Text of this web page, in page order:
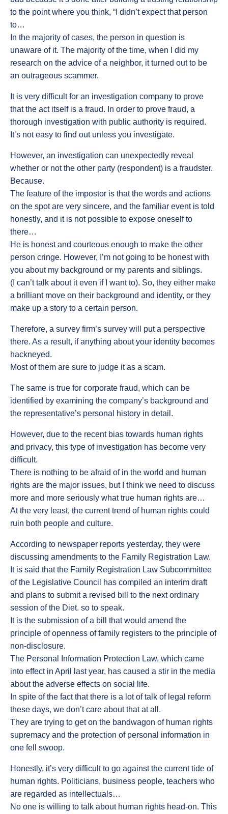
to the point where you think, “I didn’t expect that person
to…
In the majority of cases, the person in question is
unaware of it. The majority of the time, when I did my
research on the advice of a neighbor, it turned out to be
an outrageous scammer.
It is very difficult for an investigation company to prove
that the act itself is a fraud. In order to prove fraud, a
thorough investigation with public authority is required.
It’s not easy to find out unless you investigate.
However, an investigation can unexpectedly reveal
whether or not the other party (respondent) is a fraudster.
Because.
The feature of the impostor is that the words and actions
on the spot are very sincere, and the familiar event is told
honestly, and it is not possible to expose oneself to
there…
He is honest and courteous enough to make the other
person cringe. However, I’m not going to be honest with
you about my background or my parents and siblings.
(I can’t talk about it even if I want to). So, they either make
a brilliant move on their background and identity, or they
make up a story to a certain person.
Therefore, a survey firm’s survey will put a perspective
there. As a result, if anything about your identity becomes
hackneyed.
Most of them are sure to judge it as a scam.
The same is true for corporate fraud, which can be
identified by examining the company’s background and
the representative’s personal history in detail.
However, due to the recent bias towards human rights
and privacy, this type of investigation has become very
difficult.
There is nothing to be afraid of in the world and human
rights are the major issues, but I think we need to discuss
more and more seriously what true human rights are…
At the very least, the current trend of human rights could
ruin both people and culture.
According to newspaper reports yesterday, they were
discussing amendments to the Family Registration Law.
It is said that the Family Registration Law Subcommittee
of the Legislative Council has compiled an interim draft
and plans to submit a revised bill to the next ordinary
session of the Diet. so to speak.
It is the submission of a bill that would amend the
principle of openness of family registers to the principle of
non-disclosure.
The Personal Information Protection Law, which came
into effect in April last year, has caused a stir in the media
about the adverse effects on social life.
In spite of the fact that there is a lot of talk of legal reform
these days, we don’t care about that at all.
They are trying to get on the bandwagon of human rights
supremacy and the protection of personal information in
one fell swoop.
Honestly, it’s very difficult to go against the current tide of
human rights. Politicians, business people, teachers who
are regarded as intellectuals…
No one is willing to talk about human rights head-on. This